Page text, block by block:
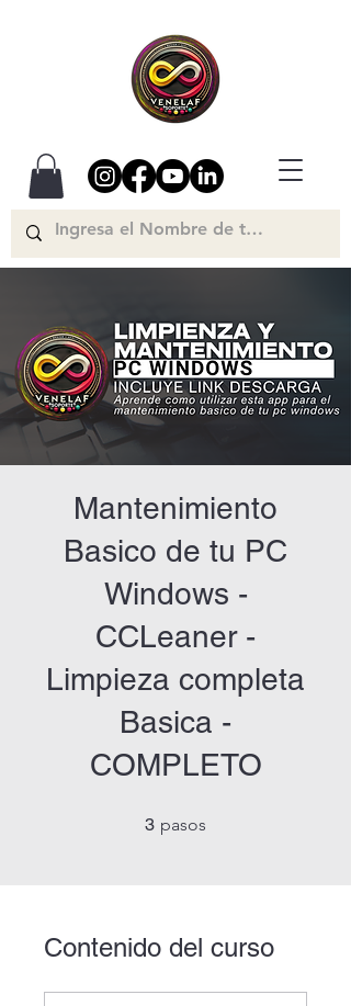
Mantenimiento
Basico de tu PC
Windows -
CCLeaner -
Limpieza completa
Basica -
COMPLETO
3 pasos
Contenido del curso